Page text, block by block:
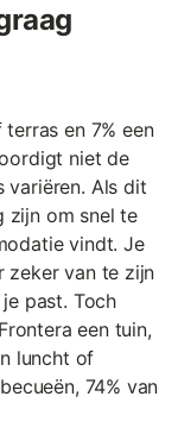
en 7% een
niet de
variëren. Als dit
zijn om snel te
vindt. Je
zeker van te zijn
past. Toch
een tuin,
luncht of
74% van